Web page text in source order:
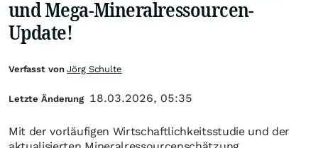
und Mega-Mineralressourcen-
Update!
Mit der vorläufigen Wirtschaftlichkeitsstudie und der
Verfasst vonJörg Schulte
Letzte Änderung 18.03.2026, 05:35